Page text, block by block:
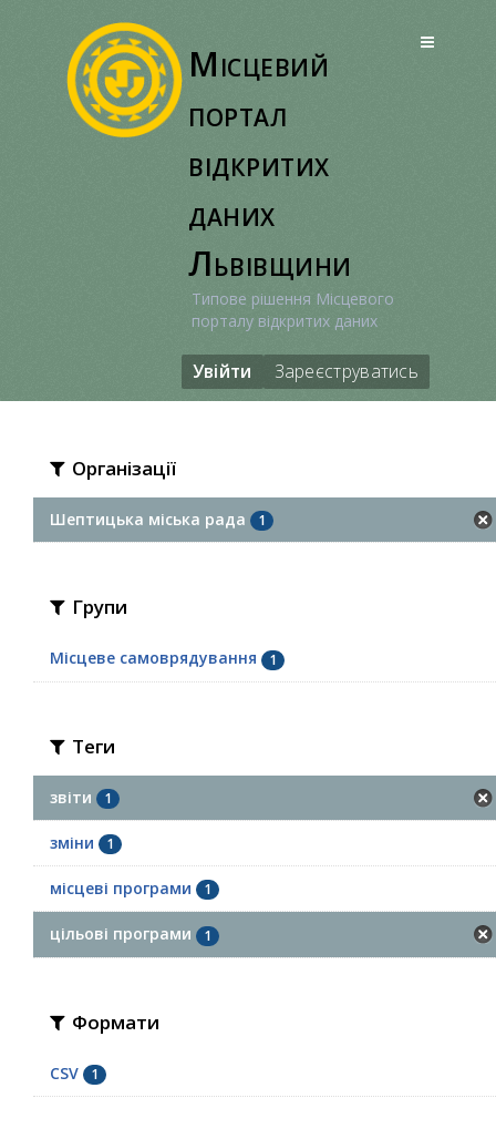
Місцевий
портал
відкритих
даних
Львівщини
Типове рішення Місцевого
порталу відкритих даних
Увійти Зареєструватись
Організації
Шептицька міська рада 1
Групи
Місцеве самоврядування 1
Теги
звіти 1
зміни 1
місцеві програми 1
цільові програми 1
Формати
CSV 1